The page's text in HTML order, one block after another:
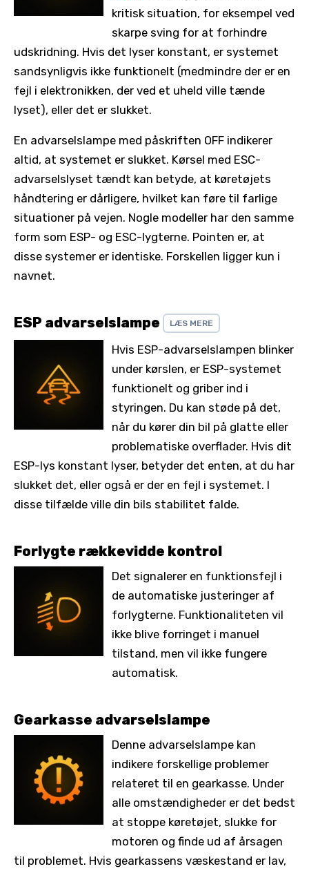
kritisk situation, for eksempel ved
skarpe sving for at forhindre
udskridning. Hvis det lyser konstant, er systemet
sandsynligvis ikke funktionelt (medmindre der er en
fejl i elektronikken, der ved et uheld ville tænde
lyset), eller det er slukket.
En advarselslampe med påskriften OFF indikerer
altid, at systemet er slukket. Kørsel med ESC-
advarselslyset tændt kan betyde, at køretøjets
håndtering er dårligere, hvilket kan føre til farlige
situationer på vejen. Nogle modeller har den samme
form som ESP- og ESC-lygterne. Pointen er, at
disse systemer er identiske. Forskellen ligger kun i
navnet.
ESP advarselslampe LÆS MERE
Hvis ESP-advarselslampen blinker
under kørslen, er ESP-systemet
funktionelt og griber ind i
styringen. Du kan støde på det,
når du kører din bil på glatte eller
problematiske overflader. Hvis dit
ESP-lys konstant lyser, betyder det enten, at du har
slukket det, eller også er der en fejl i systemet. I
disse tilfælde ville din bils stabilitet falde.
Forlygte rækkevidde kontrol
Det signalerer en funktionsfejl i
de automatiske justeringer af
forlygterne. Funktionaliteten vil
ikke blive forringet i manuel
tilstand, men vil ikke fungere
automatisk.
Gearkasse advarselslampe
Denne advarselslampe kan
indikere forskellige problemer
relateret til en gearkasse. Under
alle omstændigheder er det bedst
at stoppe køretøjet, slukke for
motoren og finde ud af årsagen
til problemet. Hvis gearkassens væskestand er lav,